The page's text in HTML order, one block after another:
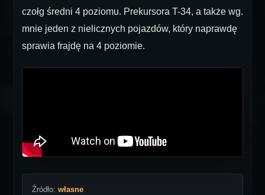
czołg średni 4 poziomu. Prekursora T-34, a także wg.
mnie jeden z nielicznych pojazdów, który naprawdę
sprawia frajdę na 4 poziomie.
Źródło: własne